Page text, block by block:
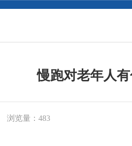
慢跑对老年人
浏览量：483